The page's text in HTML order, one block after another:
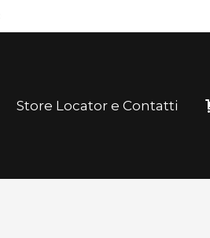
Store Locator e Contatti